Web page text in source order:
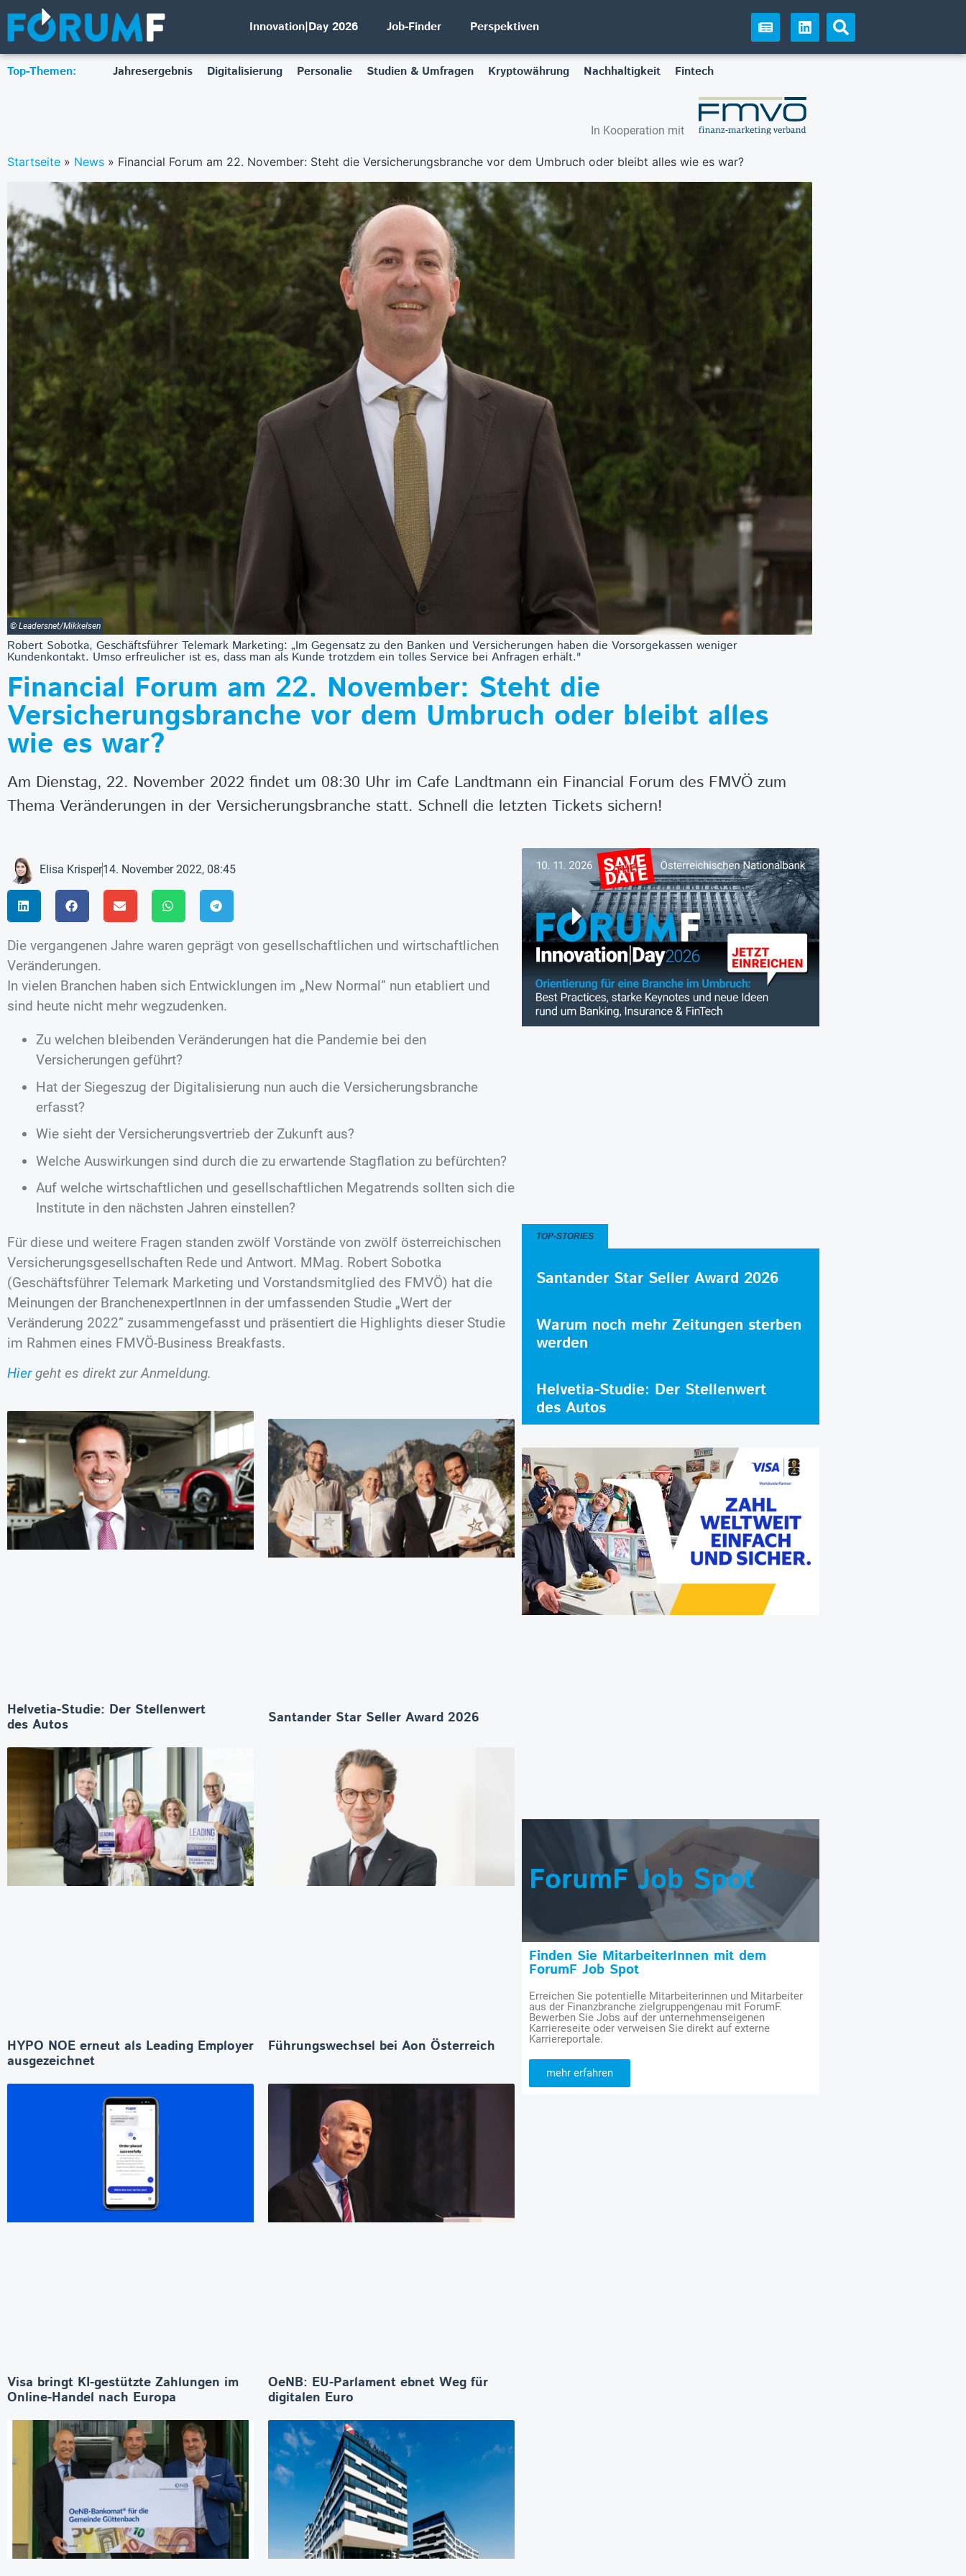
Innovation|Day 2026 Job-Finder Perspektiven
Top-Themen: Jahresergebnis Digitalisierung Personalie Studien & Umfragen Kryptowährung Nachhaltigkeit Fintech
In Kooperation mit
Startseite » News » Financial Forum am 22. November: Steht die Versicherungsbranche vor dem Umbruch oder bleibt alles wie es war?
© Leadersnet/Mikkelsen
Robert Sobotka, Geschäftsführer Telemark Marketing: „Im Gegensatz zu den Banken und Versicherungen haben die Vorsorgekassen weniger
Kundenkontakt. Umso erfreulicher ist es, dass man als Kunde trotzdem ein tolles Service bei Anfragen erhält."
Financial Forum am 22. November: Steht die
Versicherungsbranche vor dem Umbruch oder bleibt alles
wie es war?
Am Dienstag, 22. November 2022 findet um 08:30 Uhr im Cafe Landtmann ein Financial Forum des FMVÖ zum
Thema Veränderungen in der Versicherungsbranche statt. Schnell die letzten Tickets sichern!
Elisa Krisper14. November 2022, 08:45
Die vergangenen Jahre waren geprägt von gesellschaftlichen und wirtschaftlichen
Veränderungen.
In vielen Branchen haben sich Entwicklungen im „New Normal” nun etabliert und
sind heute nicht mehr wegzudenken.
Zu welchen bleibenden Veränderungen hat die Pandemie bei den
Versicherungen geführt?
Hat der Siegeszug der Digitalisierung nun auch die Versicherungsbranche
erfasst?
Wie sieht der Versicherungsvertrieb der Zukunft aus?
Welche Auswirkungen sind durch die zu erwartende Stagflation zu befürchten?
Auf welche wirtschaftlichen und gesellschaftlichen Megatrends sollten sich die
Institute in den nächsten Jahren einstellen?
Für diese und weitere Fragen standen zwölf Vorstände von zwölf österreichischen
Versicherungsgesellschaften Rede und Antwort. MMag. Robert Sobotka
(Geschäftsführer Telemark Marketing und Vorstandsmitglied des FMVÖ) hat die
Meinungen der BranchenexpertInnen in der umfassenden Studie „Wert der
Veränderung 2022” zusammengefasst und präsentiert die Highlights dieser Studie
im Rahmen eines FMVÖ-Business Breakfasts.
Hiergeht es direkt zur Anmeldung.
Helvetia-Studie: Der Stellenwert
des Autos
Santander Star Seller Award 2026
HYPO NOE erneut als Leading Employer
ausgezeichnet
Führungswechsel bei Aon Österreich
Visa bringt KI-gestützte Zahlungen im
Online-Handel nach Europa
OeNB: EU-Parlament ebnet Weg für
digitalen Euro
TOP-STORIES
Santander Star Seller Award 2026
Warum noch mehr Zeitungen sterben
werden
Helvetia-Studie: Der Stellenwert
des Autos
ForumF Job Spot
Finden Sie MitarbeiterInnen mit dem
ForumF Job Spot
Erreichen Sie potentielle Mitarbeiterinnen und Mitarbeiter
aus der Finanzbranche zielgruppengenau mit ForumF.
Bewerben Sie Jobs auf der unternehmenseigenen
Karriereseite oder verweisen Sie direkt auf externe
Karriereportale.
mehr erfahren